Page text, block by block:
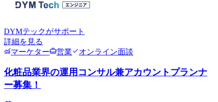
DYMテックがサポート
詳細を見る
マーケター
営業 オンライン面談
化粧品業界の運用コンサル兼アカウントプランナ
ー募集！